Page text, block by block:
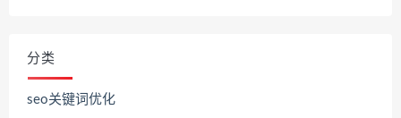
分类
seo关键词优化